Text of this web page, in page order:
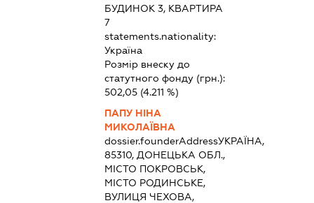
БУДИНОК 3, КВАРТИРА
7
statements.nationality:
Україна
Розмір внеску до
статутного фонду (грн.):
502,05(4.211 %)
ПАПУ НІНА
МИКОЛАЇВНА
dossier.founderAddressУКРАЇНА,
85310, ДОНЕЦЬКА ОБЛ.,
МІСТО ПОКРОВСЬК,
МІСТО РОДИНСЬКЕ,
ВУЛИЦЯ ЧЕХОВА,